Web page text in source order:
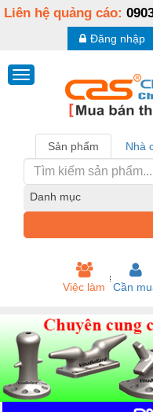
Liên hệ quảng cáo:
Đăng nhập
Sản phẩm Nhà
Danh mục
Việc làm Cần